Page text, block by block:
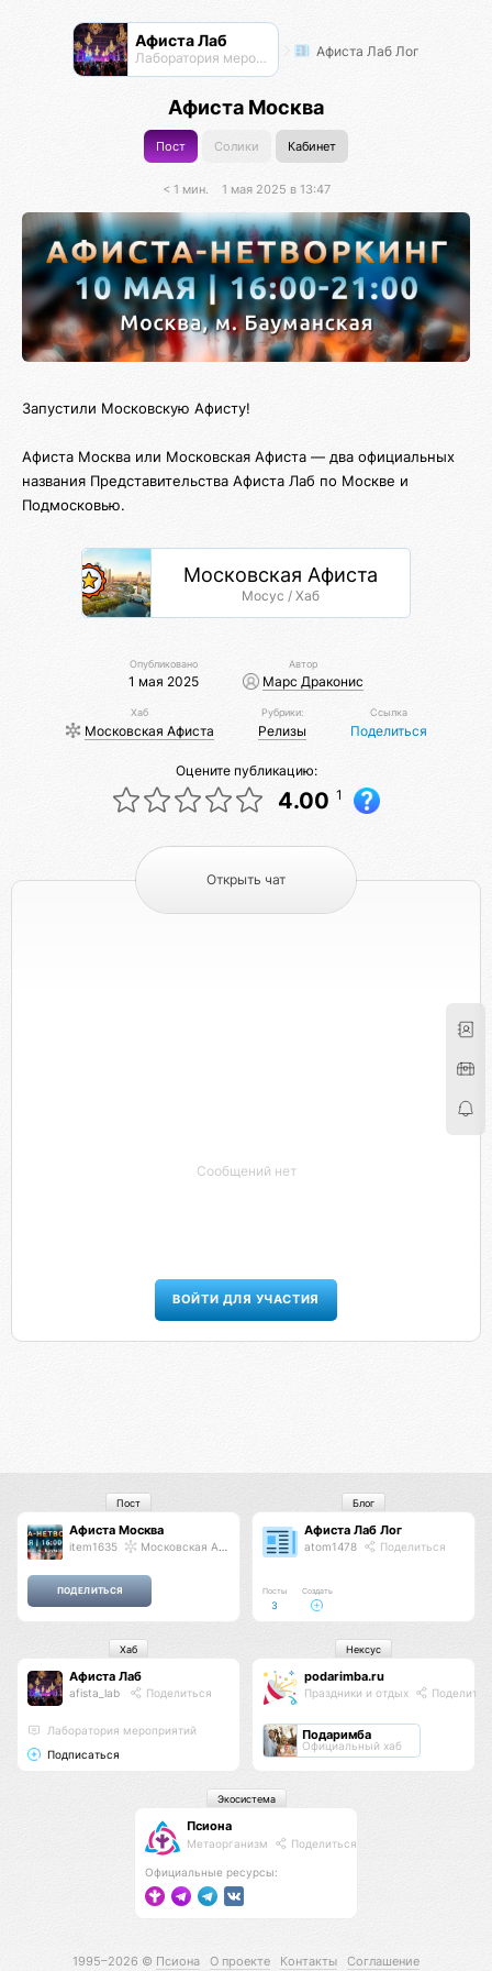
Афиста Лаб
Лаборатория мероприятий Афиста Лаб Лог
Афиста Москва
Пост Солики Кабинет
< 1 мин. 1 мая 2025 в 13:47
Запустили Московскую Афисту!
Афиста Москва или Московская Афиста — два официальных
названия Представительства Афиста Лаб по Москве и
Подмосковью.
Московская Афиста
Мосус / Хаб
Опубликовано
1 мая 2025
Автор
Марс Драконис
Хаб
Московская Афиста
Рубрики:
Релизы
Ссылка
Поделиться
Оцените публикацию:
4.00 1
Открыть чат
Сообщений нет
ВОЙТИ ДЛЯ УЧАСТИЯ
Афиста Москва
item1635 Московская Афиста
Пост
Афиста Лаб Лог
atom1478 Поделиться
Посты
3
Создать
Блог
Афиста Лаб
afista_lab Поделиться
Лаборатория мероприятий
Подписаться
Хаб
podarimba.ru
Праздники и отдых
Подаримба
Официальный хаб
Нексус
Псиона
Метаорганизм Поделиться
Официальные ресурсы:
Экосистема
1995–2026 © Псиона О проекте Контакты Соглашение